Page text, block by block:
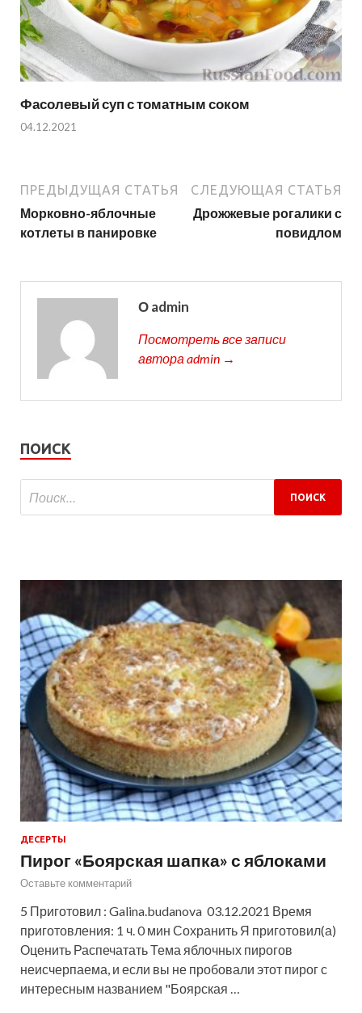
Фасолевый суп с томатным соком
04.12.2021
ПРЕДЫДУЩАЯ СТАТЬЯ
Морковно-яблочные
котлеты в панировке
СЛЕДУЮЩАЯ СТАТЬЯ
Дрожжевые рогалики с
повидлом
О admin
Посмотреть все записи
автора admin →
ПОИСК
ДЕСЕРТЫ
Пирог «Боярская шапка» с яблоками
Оставьте комментарий
5 Приготовил : Galina.budanova 03.12.2021 Время
приготовления: 1 ч. 0 мин Сохранить Я приготовил(а)
Оценить Распечатать Тема яблочных пирогов
неисчерпаема, и если вы не пробовали этот пирог с
интересным названием "Боярская …